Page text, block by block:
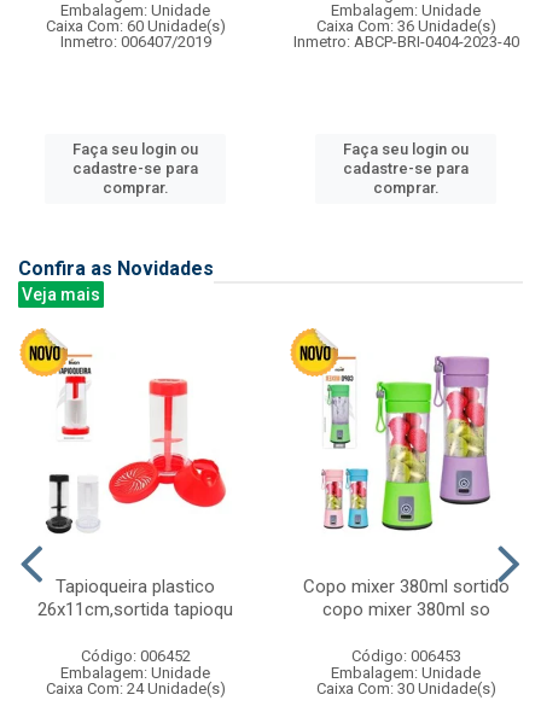
Embalagem: Unidade
Caixa Com: 60 Unidade(s)
Inmetro: 006407/2019
Faça seu login ou
cadastre-se para
comprar.
Embalagem: Unidade
Caixa Com: 36 Unidade(s)
Inmetro: ABCP-BRI-0404-2023-40
Faça seu login ou
cadastre-se para
comprar.
Confira as Novidades
Veja mais
Tapioqueira plastico
26x11cm,sortida tapioqu
Código: 006452
Embalagem: Unidade
Caixa Com: 24 Unidade(s)
Copo mixer 380ml sortido
copo mixer 380ml so
Código: 006453
Embalagem: Unidade
Caixa Com: 30 Unidade(s)